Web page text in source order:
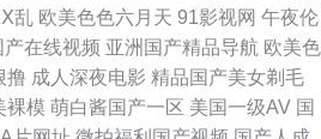
警粗 www欧美com 美女性爱AV 亚洲电影天
在线 亚洲中文字幕乱码专区 国产精品久在线
乱 欧美色色六月天 91影视网 午夜伦
产在线视频 亚洲国产精品导航 欧美色
撸 成人深夜电影 精品国产美女剃毛
裸模 萌白酱国产一区 美国一级AV 国